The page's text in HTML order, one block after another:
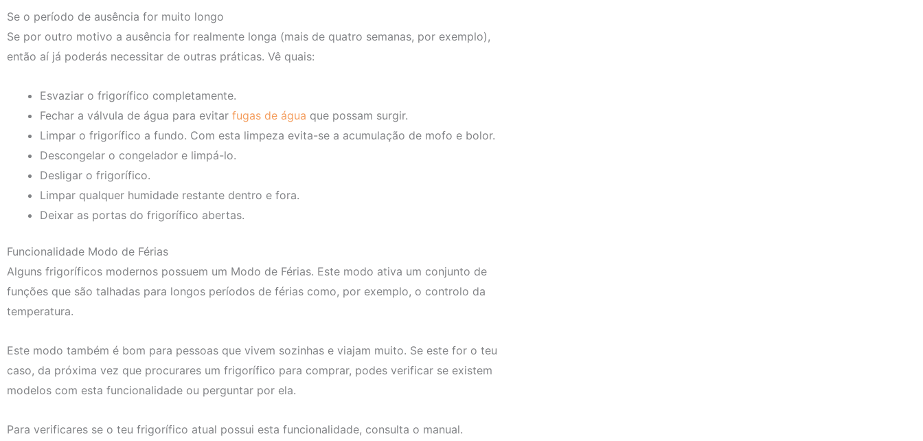
Se o período de ausência for muito longo
Se por outro motivo a ausência for realmente longa (mais de quatro semanas, por exemplo),
então aí já poderás necessitar de outras práticas. Vê quais:
Esvaziar o frigorífico completamente.
Fechar a válvula de água para evitar fugas de água que possam surgir.
Limpar o frigorífico a fundo. Com esta limpeza evita-se a acumulação de mofo e bolor.
Descongelar o congelador e limpá-lo.
Desligar o frigorífico.
Limpar qualquer humidade restante dentro e fora.
Deixar as portas do frigorífico abertas.
Funcionalidade Modo de Férias
Alguns frigoríficos modernos possuem um Modo de Férias. Este modo ativa um conjunto de
funções que são talhadas para longos períodos de férias como, por exemplo, o controlo da
temperatura.
Este modo também é bom para pessoas que vivem sozinhas e viajam muito. Se este for o teu
caso, da próxima vez que procurares um frigorífico para comprar, podes verificar se existem
modelos com esta funcionalidade ou perguntar por ela.
Para verificares se o teu frigorífico atual possui esta funcionalidade, consulta o manual.